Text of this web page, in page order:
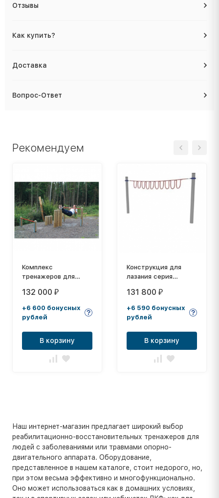
Отзывы
Как купить?
Доставка
Вопрос-Ответ
Рекомендуем
Комплекс
тренажеров для
132 000 ₽
+6 600 бонусных
рублей
В корзину
Конструкция для
лазания серия
131 800 ₽
+6 590 бонусных
рублей
В корзину
Наш интернет-магазин предлагает широкий выбор
реабилитационно-восстановительных тренажеров для
людей с заболеваниями или травмами опорно-
двигательного аппарата. Оборудование,
представленное в нашем каталоге, стоит недорого, но,
при этом весьма эффективно и многофункционально.
Оно может использоваться как в домашних условиях,